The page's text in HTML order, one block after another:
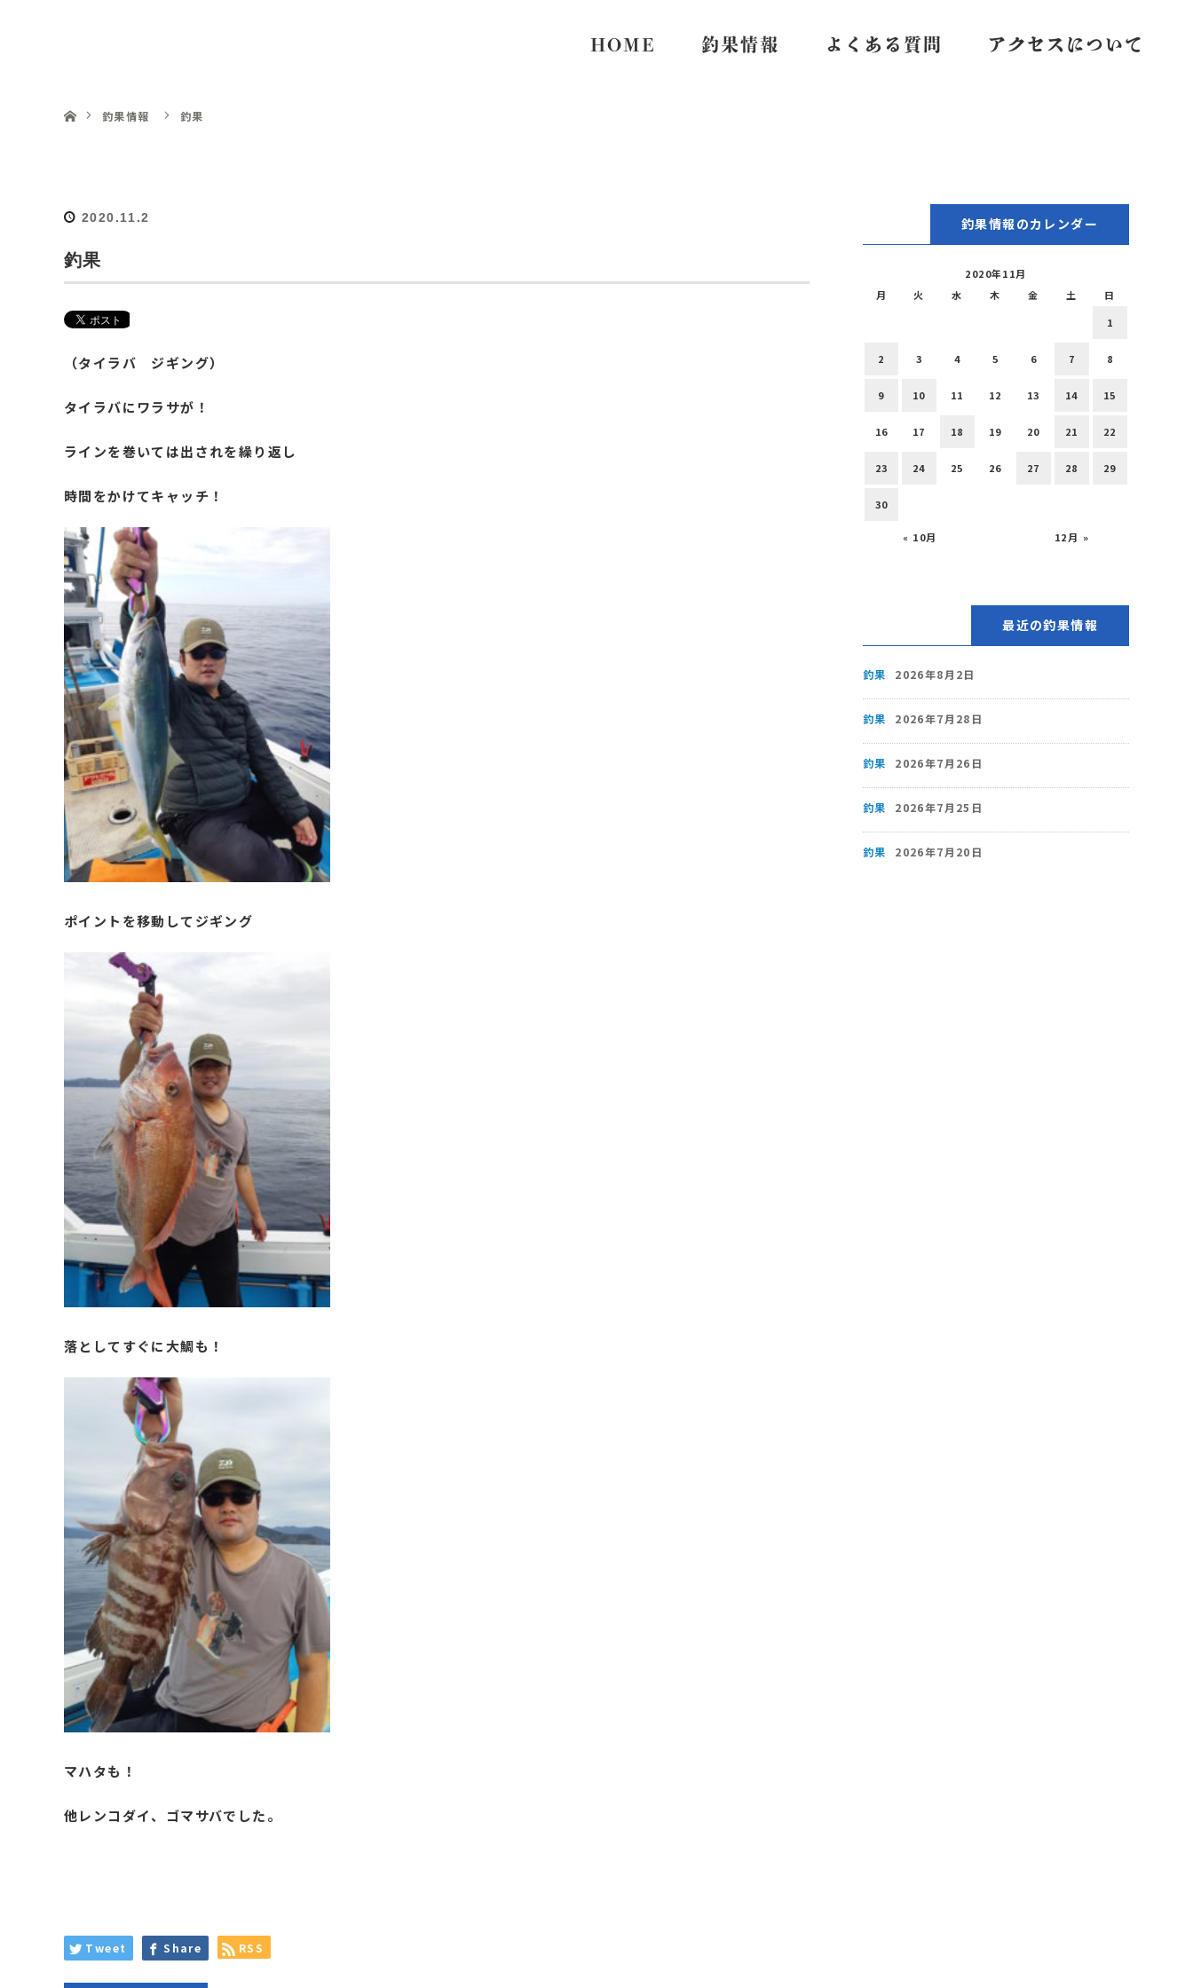
HOME 釣果情報 よくある質問 アクセスについて
釣果情報
釣果
2020.11.2
釣果
（タイラバ ジギング）
タイラバにワラサが！
ラインを巻いては出されを繰り返し
時間をかけてキャッチ！
ポイントを移動してジギング
落としてすぐに大鯛も！
マハタも！
他レンコダイ、ゴマサバでした。
Tweet Share RSS
釣果情報のカレンダー
2020年11月
月
火 水 木 金 土 日
« 10月 12月 »
1
2 3 4 5 6 7 8
9 10 11 12 13 14 15
16 17 18 19 20 21 22
23 24 25 26 27 28 29
30
最近の釣果情報
釣果 2026年8月2日
釣果 2026年7月28日
釣果 2026年7月26日
釣果 2026年7月25日
釣果 2026年7月20日